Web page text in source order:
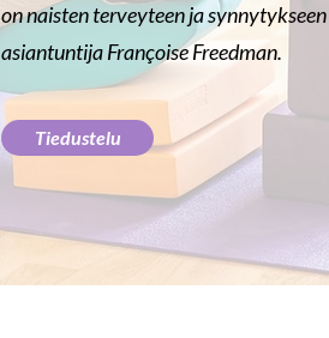
on naisten terveyteen ja
asiantuntija Françoise Freedman.
Tiedustelu